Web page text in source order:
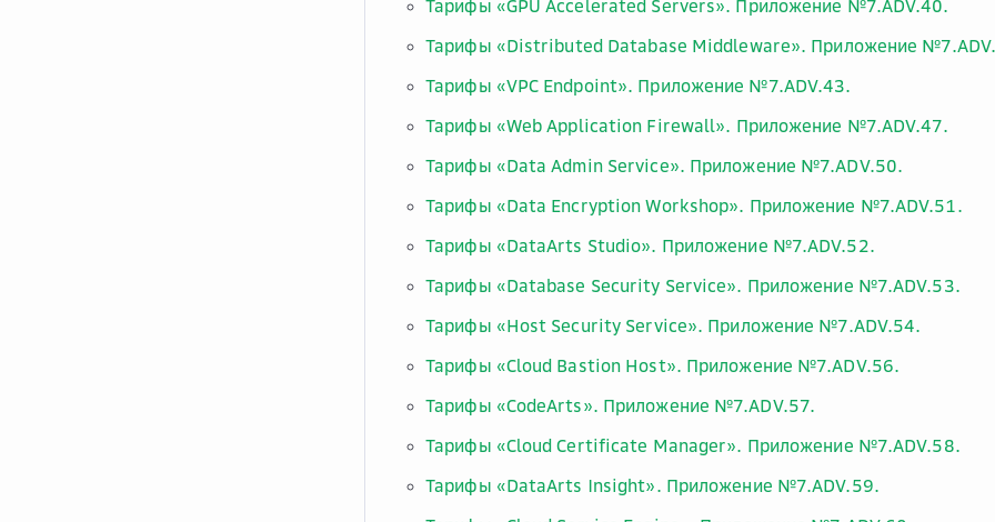
Тарифы «GPU Accelerated Servers». Приложение №7.ADV.40.
Тарифы «Distributed Database Middleware». Приложение
Тарифы «VPC Endpoint». Приложение №7.ADV.43.
Тарифы «Web Application Firewall». Приложение №7.ADV.47.
Тарифы «Data Admin Service». Приложение №7.ADV.50.
Тарифы «Data Encryption Workshop». Приложение №7.ADV.51.
Тарифы «DataArts Studio». Приложение №7.ADV.52.
Тарифы «Database Security Service». Приложение №7.ADV.53.
Тарифы «Host Security Service». Приложение №7.ADV.54.
Тарифы «Cloud Bastion Host». Приложение №7.ADV.56.
Тарифы «CodeArts». Приложение №7.ADV.57.
Тарифы «Cloud Certificate Manager». Приложение №7.ADV.58.
Тарифы «DataArts Insight». Приложение №7.ADV.59.